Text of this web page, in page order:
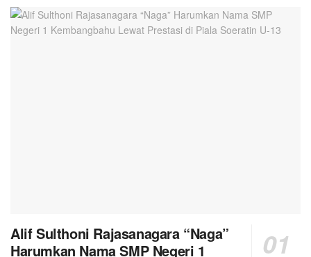
Alif Sulthoni Rajasanagara “Naga”
Harumkan Nama SMP Negeri 1